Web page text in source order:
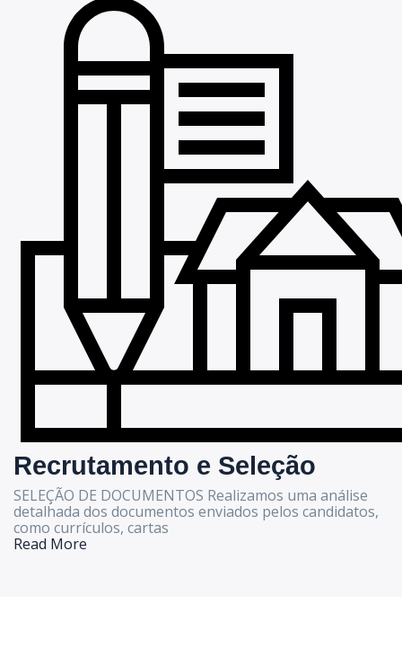
Recrutamento e Seleção
SELEÇÃO DE DOCUMENTOS Realizamos uma análise
detalhada dos documentos enviados pelos candidatos,
como currículos, cartas
Read More